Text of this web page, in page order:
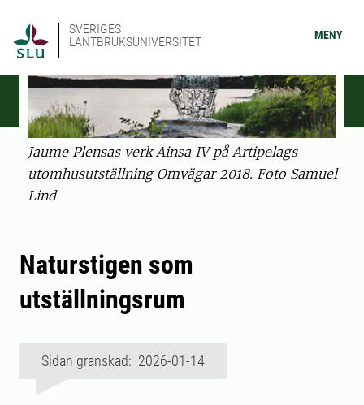
SVERIGES
LANTBRUKSUNIVERSITET
MENY
Jaume Plensas verk Ainsa IV på Artipelags
utomhusutställning Omvägar 2018. Foto Samuel
Lind
Naturstigen som
utställningsrum
Sidan granskad: 2026-01-14